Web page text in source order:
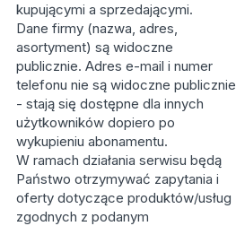
kupującymi a sprzedającymi.
Dane firmy (nazwa, adres,
asortyment) są widoczne
publicznie. Adres e-mail i numer
telefonu nie są widoczne publicznie
- stają się dostępne dla innych
użytkowników dopiero po
wykupieniu abonamentu.
W ramach działania serwisu będą
Państwo otrzymywać zapytania i
oferty dotyczące produktów/usług
zgodnych z podanym